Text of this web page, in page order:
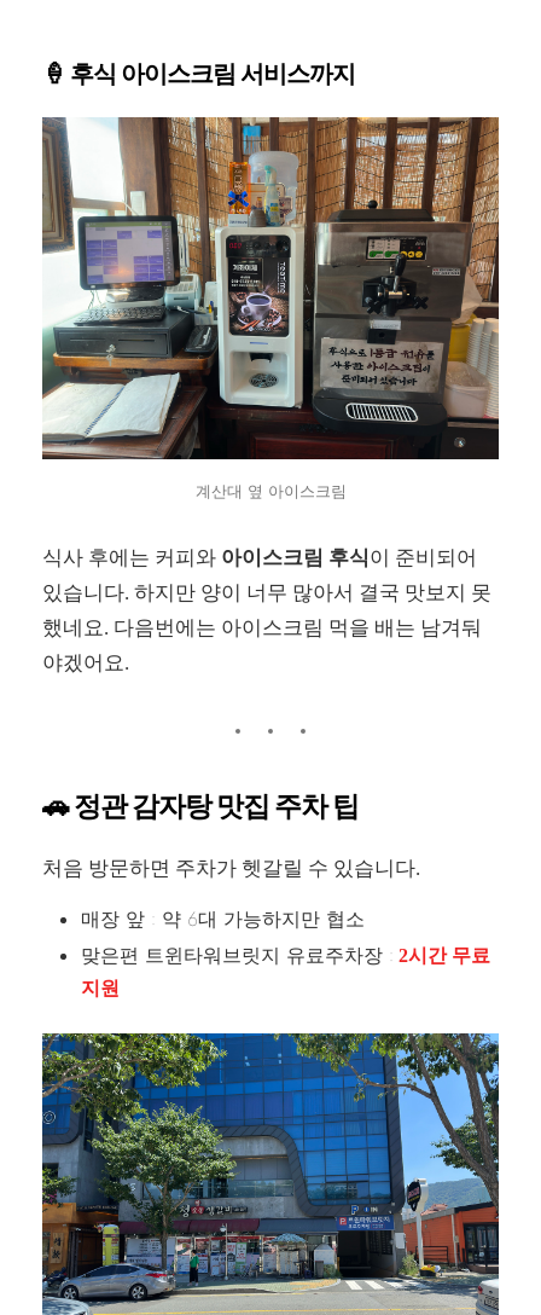
🍦 후식 아이스크림 서비스까지
계산대 옆 아이스크림
식사 후에는 커피와 아이스크림 후식이 준비되어
있습니다. 하지만 양이 너무 많아서 결국 맛보지 못
했네요. 다음번에는 아이스크림 먹을 배는 남겨둬
야겠어요.
🚗 정관 감자탕 맛집 주차 팁
처음 방문하면 주차가 헷갈릴 수 있습니다.
매장 앞 : 약 6대 가능하지만 협소
맞은편 트윈타워브릿지 유료주차장 : 2시간 무료
지원